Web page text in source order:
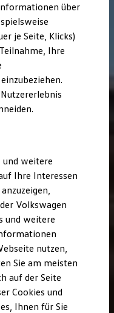
über
je Seite, Klicks)
Ihre
und weitere
Ihre Interessen
Volkswagen
und weitere
nutzen,
Sie am meisten
auf der Seite
Cookies und
Ihnen für Sie